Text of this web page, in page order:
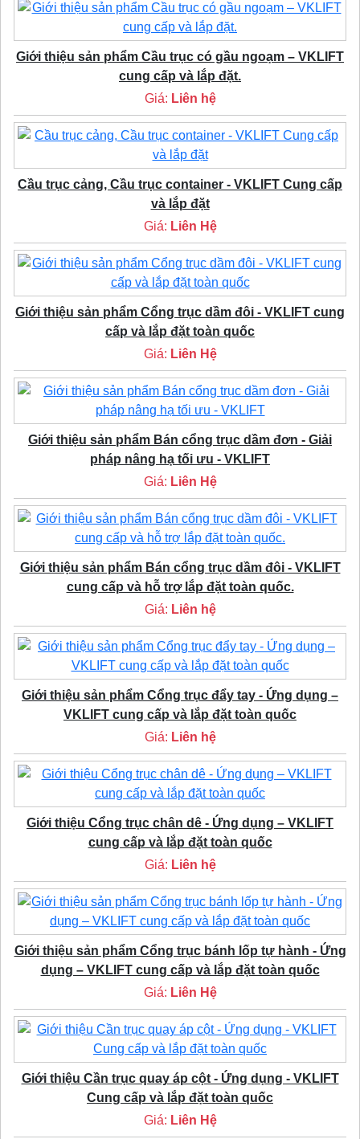
Giới thiệu sản phẩm Cầu trục có gầu ngoạm – VKLIFT
cung cấp và lắp đặt.
Giá: Liên hệ
Cầu trục cảng, Cầu trục container - VKLIFT Cung cấp
và lắp đặt
Giá: Liên Hệ
Giới thiệu sản phẩm Cổng trục dầm đôi - VKLIFT cung
cấp và lắp đặt toàn quốc
Giá: Liên Hệ
Giới thiệu sản phẩm Bán cổng trục dầm đơn - Giải
pháp nâng hạ tối ưu - VKLIFT
Giá: Liên Hệ
Giới thiệu sản phẩm Bán cổng trục dầm đôi - VKLIFT
cung cấp và hỗ trợ lắp đặt toàn quốc.
Giá: Liên hệ
Giới thiệu sản phẩm Cổng trục đẩy tay - Ứng dụng –
VKLIFT cung cấp và lắp đặt toàn quốc
Giá: Liên hệ
Giới thiệu Cổng trục chân dê - Ứng dụng – VKLIFT
cung cấp và lắp đặt toàn quốc
Giá: Liên hệ
Giới thiệu sản phẩm Cổng trục bánh lốp tự hành - Ứng
dụng – VKLIFT cung cấp và lắp đặt toàn quốc
Giá: Liên Hệ
Giới thiệu Cần trục quay áp cột - Ứng dụng - VKLIFT
Cung cấp và lắp đặt toàn quốc
Giá: Liên Hệ